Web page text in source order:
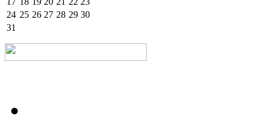
24 25 26 27 28 29 30
31